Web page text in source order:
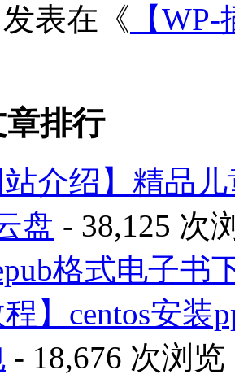
发表在《 【
排行
站介绍】精品
盘 - 38,125 次
格式电子书
程】centos安
- 18,676 次浏览